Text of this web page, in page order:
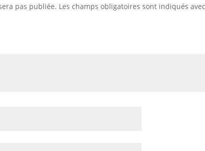
pas publiée. Les champs obligatoires sont indiqués avec